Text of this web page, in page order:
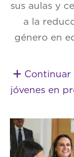
sus aulas y
a la
género en
jóvenes en